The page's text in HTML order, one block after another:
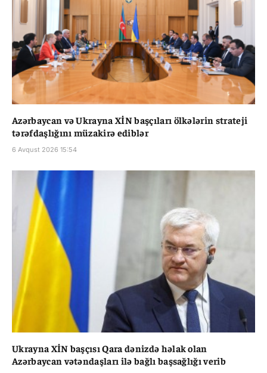
Azərbaycan və Ukrayna XİN başçıları ölkələrin strateji
tərəfdaşlığını müzakirə ediblər
6 Avqust 2026 15:54
Ukrayna XİN başçısı Qara dənizdə həlak olan
Azərbaycan vətəndaşları ilə bağlı başsağlığı verib